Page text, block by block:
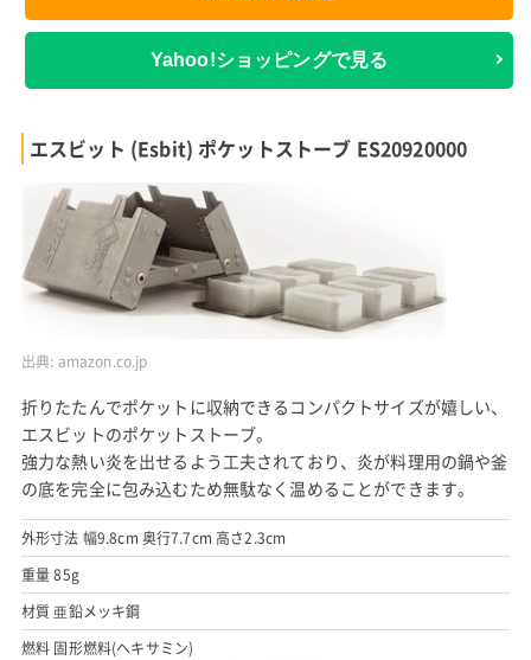
Yahoo!ショッピングで見る
エスビット (Esbit) ポケットストーブ ES20920000
出典: amazon.co.jp
折りたたんでポケットに収納できるコンパクトサイズが嬉しい、
エスビットのポケットストーブ。
強力な熱い炎を出せるよう工夫されており、炎が料理用の鍋や釜
の底を完全に包み込むため無駄なく温めることができます。
外形寸法 幅9.8cm 奥行7.7cm 高さ2.3cm
重量 85g
材質 亜鉛メッキ鋼
燃料 固形燃料(ヘキサミン)